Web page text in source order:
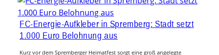
FC-Energie-Aufkleber in Spremberg: Stadt setzt
1.000 Euro Belohnung aus
Kurz vor dem Spremberger Heimatfest sorgt eine groß angelegte